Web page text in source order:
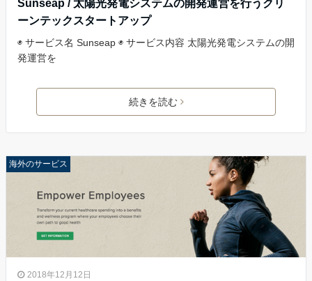
Sunseap / 太陽光発電システムの開発運営を行うクリ
ーンテックスタートアップ
◉ サービス名 Sunseap ◉ サービス内容 太陽光発電システムの開
発運営を
続きを読む
海外のサービス
2018年12月12日